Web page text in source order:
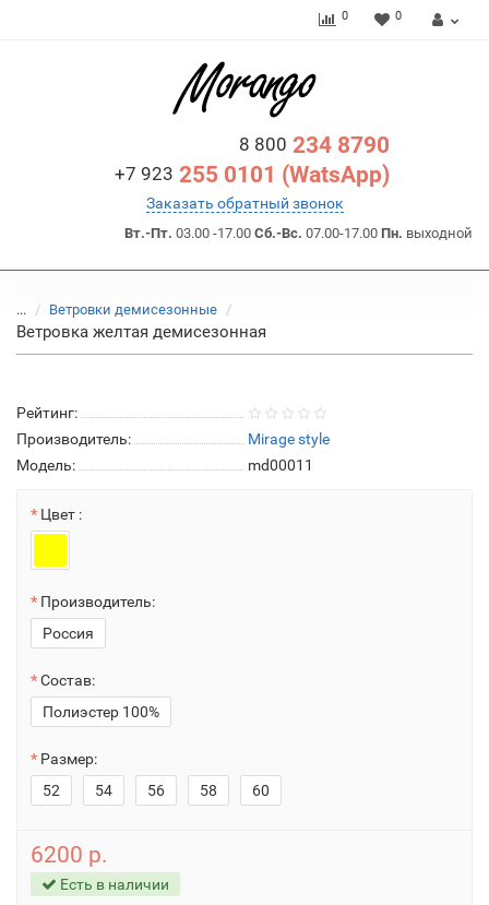
0 0
8 800 234 8790
+7 923 255 0101 (WatsApp)
Заказать обратный звонок
Вт.-Пт. 03.00 -17.00 Сб.-Вс. 07.00-17.00 Пн. выходной
... Ветровки демисезонные
Ветровка желтая демисезонная
Рейтинг:
Производитель:
Mirage style
Модель:
md00011
Цвет :
Производитель:
Россия
Состав:
Полиэстер 100%
Размер:
52
54 56 58 60
6200 р.
Есть в наличии